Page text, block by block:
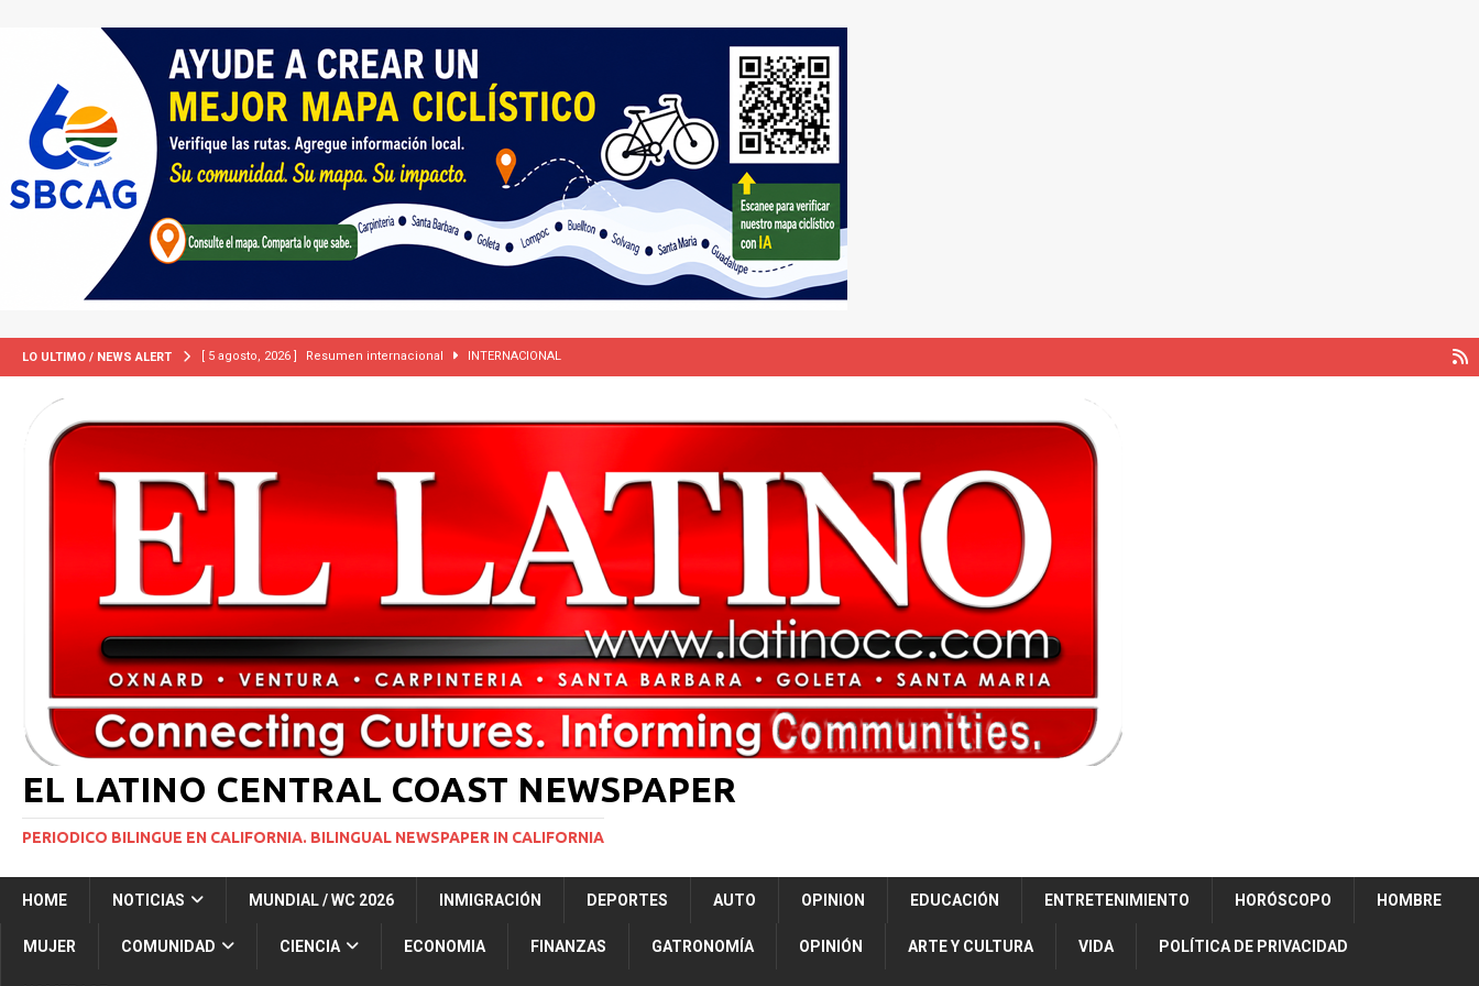
LO ULTIMO / NEWS ALERT [ 5 agosto, 2026 ] International roundup INTERNACIONAL
[ 2 julio, 2024 ] Colombia apaga el ‘efecto Vini’. Brasil 1 – Colombia 1 DEPORTE
Corte Suprema levanta suspensión a ley de Texas que permite a la policía detener a migrantes
INMIGRACIÓN
Potente tormenta invernal desatará la mayor nevada en lo que va del año en California NACIONALES
[ 6 agosto, 2026 ] Trump firma dos medidas ejecutivas para restringir la ciudadanía por nacimiento y el “turismo de parto”
[ 5 agosto, 2026 ] Resumen internacional INTERNACIONAL
EL LATINO CENTRAL COAST NEWSPAPER
PERIODICO BILINGUE EN CALIFORNIA. BILINGUAL NEWSPAPER IN CALIFORNIA
HOME NOTICIAS MUNDIAL / WC 2026 INMIGRACIÓN DEPORTES AUTO OPINION EDUCACIÓN ENTRETENIMIENTO HORÓSCOPO HOMBRE
MUJER COMUNIDAD CIENCIA ECONOMIA FINANZAS GATRONOMÍA OPINIÓN ARTE Y CULTURA VIDA POLÍTICA DE PRIVACIDAD